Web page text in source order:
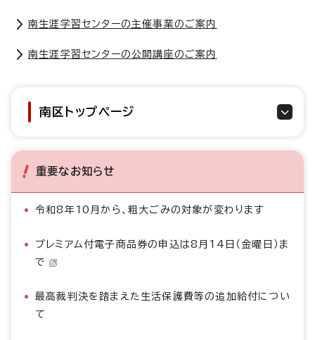
南生涯学習センターの主催事業のご案内
南生涯学習センターの公開講座のご案内
南区トップページ
重要なお知らせ
令和8年10月から、粗大ごみの対象が変わります
プレミアム付電子商品券の申込は8月14日（金曜日）ま
で
最高裁判決を踏まえた生活保護費等の追加給付につい
て